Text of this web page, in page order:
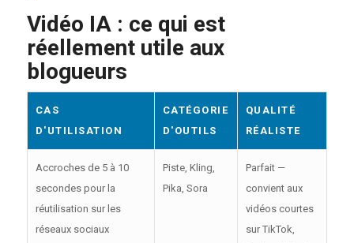
Vidéo IA : ce qui est
réellement utile aux
blogueurs
CAS
D'UTILISATION
CATÉGORIE
D'OUTILS
QUALITÉ
RÉALISTE
Accroches de 5 à 10
secondes pour la
réutilisation sur les
réseaux sociaux
Piste, Kling,
Pika, Sora
Parfait —
convient aux
vidéos courtes
sur TikTok,